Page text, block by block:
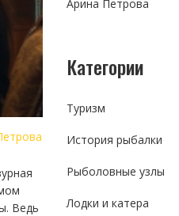
Ведь
Арина Петрова
Категории
Туризм
История рыбалки
Рыболовные узлы
Лодки и катера